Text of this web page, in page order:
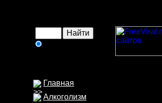
Главная
Алкоголизм